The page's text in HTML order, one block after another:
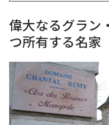
偉大なるグラン
つ所有する名家